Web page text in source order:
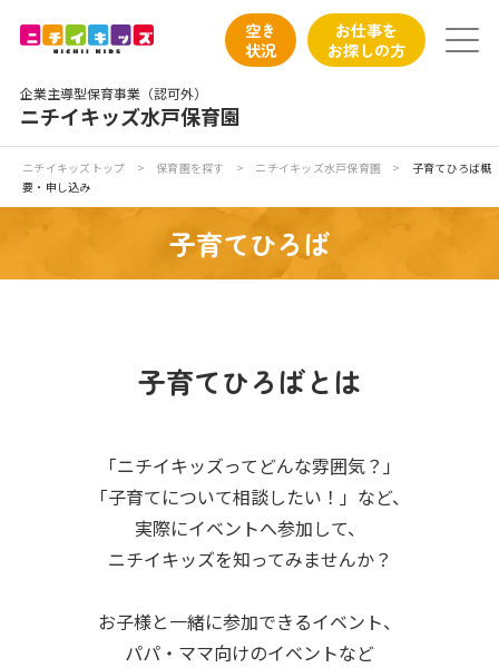
企業主導型保育事業（認可外）
ニチイキッズ水戸保育園
空き
状況
お仕事を
お探しの方
ニチイが大切にしていること
写真販売サービス
お仕事をお探しの方
ニチイキッズトップ > 保育園を探す > ニチイキッズ水戸保育園 >
子育てひろば概
要・申し込み
子育てひろば
子育てひろばとは
「ニチイキッズってどんな雰囲気？」
「子育てについて相談したい！」など、
実際にイベントへ参加して、
ニチイキッズを知ってみませんか？
お子様と一緒に参加できるイベント、
パパ・ママ向けのイベントなど